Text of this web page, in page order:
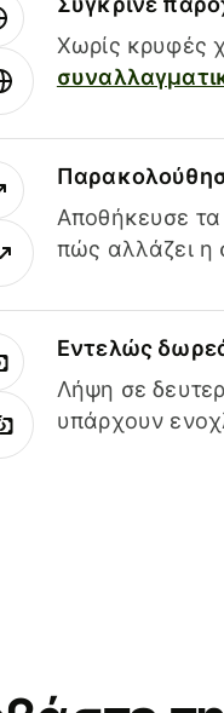
Χωρίς κρυφές
Αποθήκευσε
πώς αλλάζει η
Εντελώς
Λήψη σε
υπάρχουν